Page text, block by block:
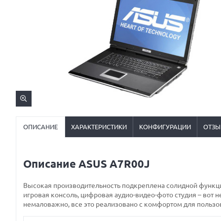
ОПИСАНИЕ ХАРАКТЕРИСТИКИ КОНФИГУРАЦИИ
Описание ASUS A7R00J
Высокая производительность подкреплена солидной
игровая консоль, цифровая аудио-видео-фото студия –
немаловажно, все это реализовано с комфортом для